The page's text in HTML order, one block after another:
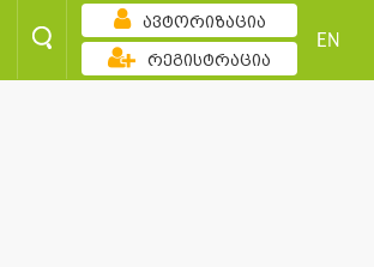
ავტორიზაცია
რეგისტრაცია
EN